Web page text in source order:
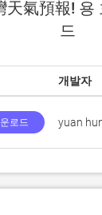
天氣預報! 용
드
개발자
로드 yuan